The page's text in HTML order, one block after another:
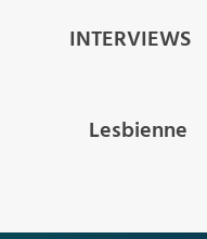
INTERVIEWS
Lesbienne